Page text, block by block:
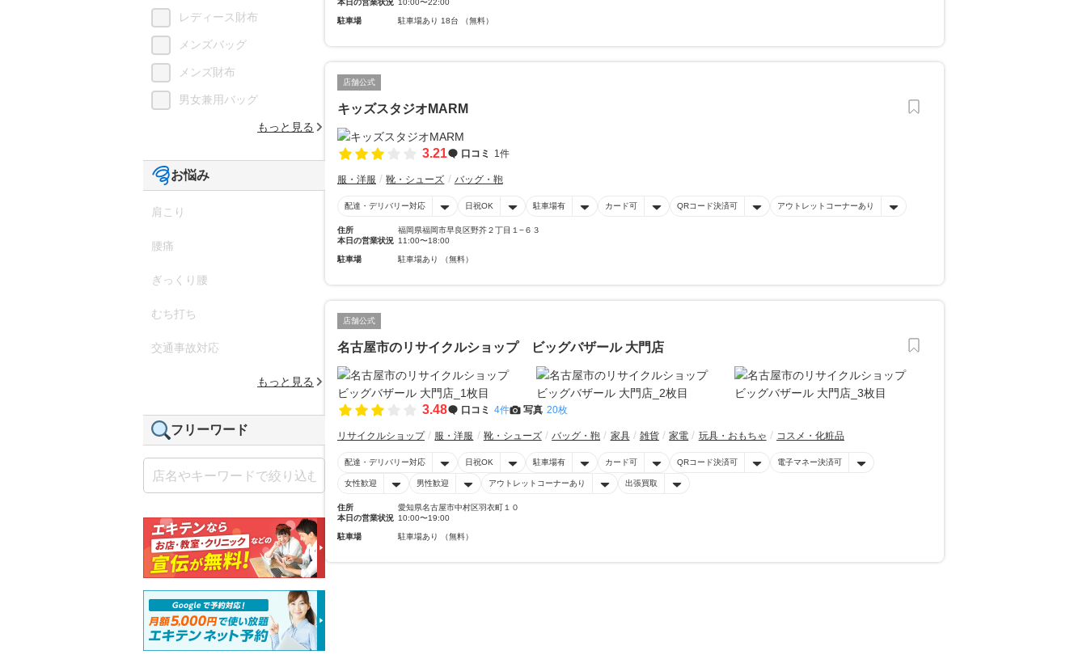
本日の営業状況 10:00〜22:00
駐車場 駐車場あり 18台 （無料）
店舗公式
キッズスタジオMARM
3.21 口コミ 1件
服・洋服 靴・シューズ バッグ・鞄
配達・デリバリー対応 日祝OK 駐車場有 カード可 QRコード決済可 アウトレットコーナーあり
住所
福岡県福岡市早良区野芥２丁目１−６３
本日の営業状況 11:00〜18:00
駐車場 駐車場あり （無料）
店舗公式
名古屋市のリサイクルショップ ビッグバザール 大門店
3.48 口コミ 4件 写真 20枚
リサイクルショップ 服・洋服 靴・シューズ バッグ・鞄 家具 雑貨 家電 玩具・おもちゃ コスメ・化粧品
配達・デリバリー対応 日祝OK 駐車場有 カード可 QRコード決済可 電子マネー決済可
女性歓迎 男性歓迎 アウトレットコーナーあり 出張買取
住所
愛知県名古屋市中村区羽衣町１０
本日の営業状況 10:00〜19:00
駐車場 駐車場あり （無料）
レディース財布
メンズバッグ
メンズ財布
男女兼用バッグ
もっと見る
お悩み
肩こり
腰痛
ぎっくり腰
むち打ち
交通事故対応
もっと見る
フリーワード